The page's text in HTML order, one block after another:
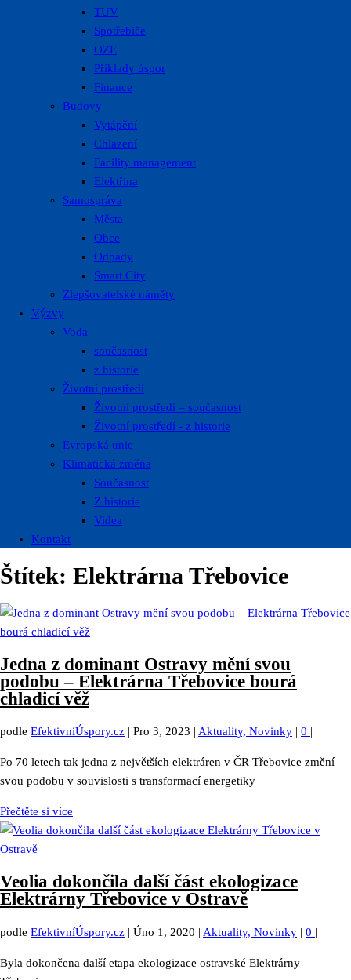
TUV
Spotřebiče
OZE
Příklady úspor
Finance
Budovy
Vytápění
Chlazení
Facility management
Elektřina
Samospráva
Města
Obce
Odpady
Smart City
Zlepšovatelské náměty
Výzvy
Voda
současnost
z historie
Životní prostředí
Životní prostředí – současnost
Životní prostředí ​- z historie
Evropská unie
Klimatická změna
Současnost
Z historie
Videa
Kontakt
Štítek: Elektrárna Třebovice
Jedna z dominant Ostravy mění svou
podobu – Elektrárna Třebovice bourá
chladicí věž
podle EfektivníÚspory.cz | Pro 3, 2023 | Aktuality, Novinky | 0 |
Po 70 letech tak jedna z největších elektráren v ČR Třebovice změní
svou podobu v souvislosti s transformací energetiky
Přečtěte si více
Veolia dokončila další část ekologizace
Elektrárny Třebovice v Ostravě
podle EfektivníÚspory.cz | Úno 1, 2020 | Aktuality, Novinky | 0 |
Byla dokončena další etapa ekologizace ostravské Elektrárny